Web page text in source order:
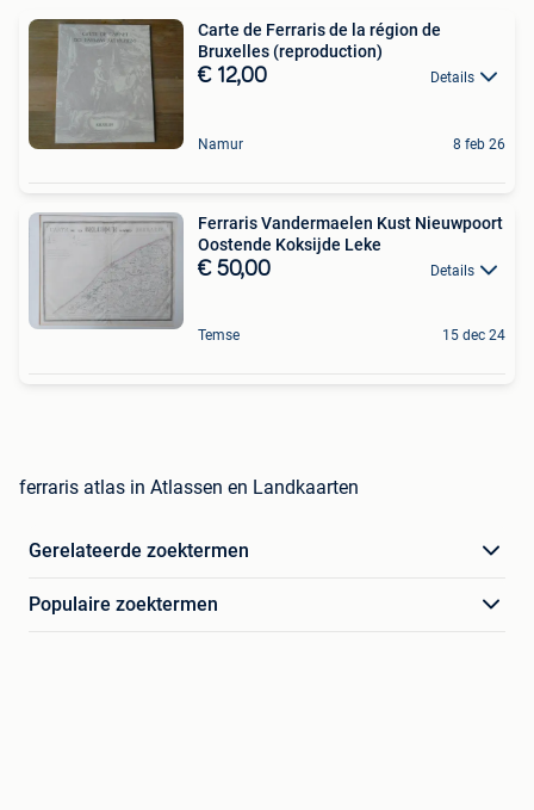
Carte de Ferraris de la région de
Bruxelles (reproduction)
€ 12,00 Details
Namur 8 feb 26
Ferraris Vandermaelen Kust Nieuwpoort
Oostende Koksijde Leke
€ 50,00 Details
Temse 15 dec 24
ferraris atlas in Atlassen en Landkaarten
Gerelateerde zoektermen
Populaire zoektermen